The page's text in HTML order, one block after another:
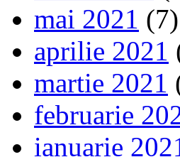
mai 2021 (7)
aprilie 2021
martie 2021
februarie
ianuarie